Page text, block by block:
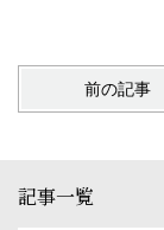
前の記事
記事一覧